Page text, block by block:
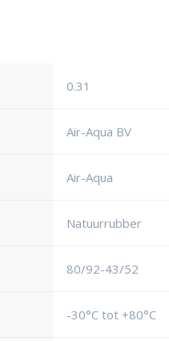
0.31
Air-Aqua BV
Air-Aqua
Natuurrubber
80/92-43/52
-30°C tot +80°C